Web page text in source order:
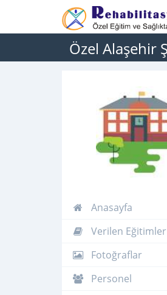
Özel Alaşehir
Anasayfa
Verilen Eğitimler
Fotoğraflar
Personel